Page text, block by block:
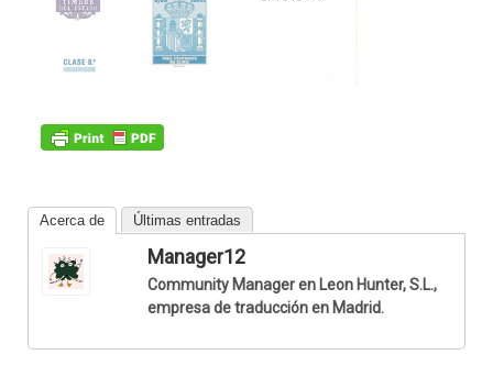
Acerca de Últimas entradas
Manager12
Community Manager en Leon Hunter, S.L.,
empresa de traducción en Madrid.